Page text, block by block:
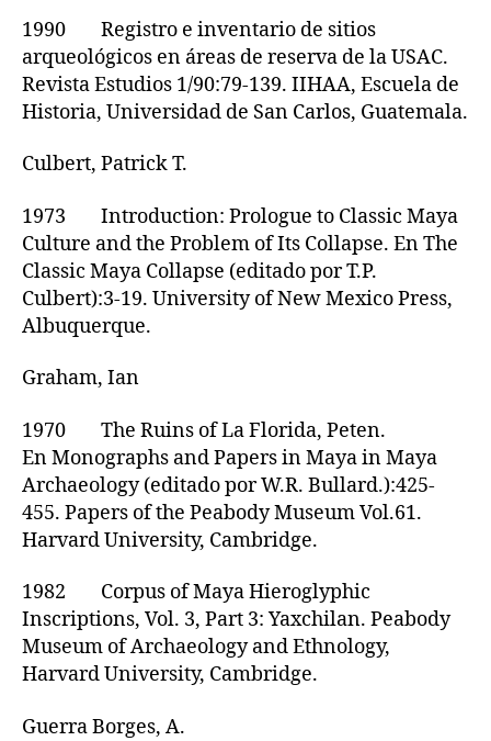
1990 Registro e inventario de sitios
arqueológicos en áreas de reserva de la USAC.
Revista Estudios 1/90:79-139. IIHAA, Escuela de
Historia, Universidad de San Carlos, Guatemala.
Culbert, Patrick T.
1973 Introduction: Prologue to Classic Maya
Culture and the Problem of Its Collapse. En The
Classic Maya Collapse (editado por T.P.
Culbert):3-19. University of New Mexico Press,
Albuquerque.
Graham, Ian
1970 The Ruins of La Florida, Peten.
En Monographs and Papers in Maya in Maya
Archaeology (editado por W.R. Bullard.):425-
455. Papers of the Peabody Museum Vol.61.
Harvard University, Cambridge.
1982 Corpus of Maya Hieroglyphic
Inscriptions, Vol. 3, Part 3: Yaxchilan. Peabody
Museum of Archaeology and Ethnology,
Harvard University, Cambridge.
Guerra Borges, A.